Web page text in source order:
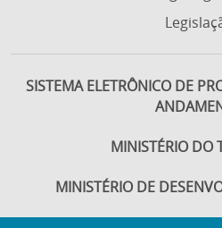
SISTEMA ELETRÔNICO DE
MINISTÉRIO DO
MINISTÉRIO DE